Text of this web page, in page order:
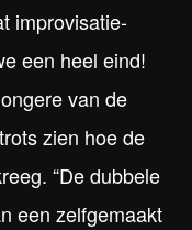
improvisatie-
een heel eind!
van de
zien hoe de
“De dubbele
een zelfgemaakt